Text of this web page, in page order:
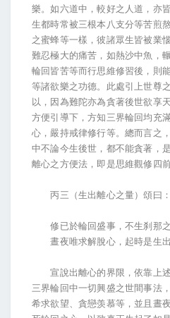
樂。如六道中，較好之人道，亦
生都時常被三根本八支分等苦煎
之蜜蜂等一樣，彼諸眾生皆被業
難忍極大的痛苦，如熱沙中魚，
輪回皆苦等而行思維修習後，則
等諸欲樂之功德。此處引上世尊
以，因為難陀亦為貪著後世欲享
方便引導下，方知三界輪回均充
心，嚴持戒律修行等。總而言之
中不論今生後世，都不能貪著，
離心之方便法，即是思維觀修四前
丙三（生出離心之量）頌曰：
修已於輪回盛事，不生刹那之
晝夜唯求解脫心，起時是生出
宣說出離心的界限，依靠上述
三界輪回中一切興盛之世間事法
希求欲望、貪戀羡慕等，並且晝